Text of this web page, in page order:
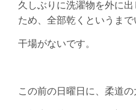
久しぶりに洗濯物を外に
ため、全部乾くというまで
干場がないです。
この前の日曜日に、柔道の